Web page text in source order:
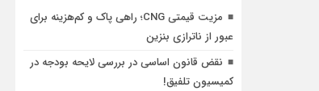
مزیت قیمتی CNG؛ راهی پاک و کم‌هزینه برای
عبور از ناترازی بنزین
نقض قانون اساسی در بررسی لایحه بودجه در
کمیسیون تلفیق!